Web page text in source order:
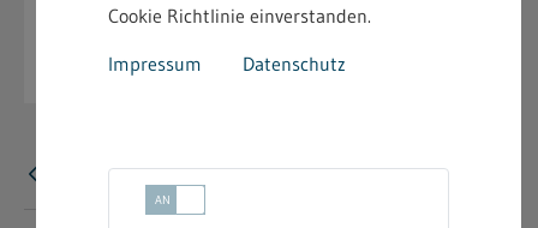
Fehler
Cookie Richtlinie einverstanden.
Impressum
Datenschutz